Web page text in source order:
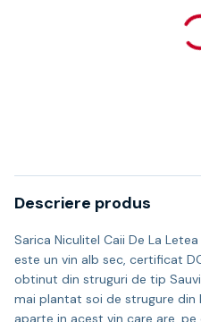
Descriere produs
Sarica Niculitel Caii De La
este un vin alb sec, certificat
obtinut din struguri de tip
mai plantat soi de strugure
aparte in acest vin care are,